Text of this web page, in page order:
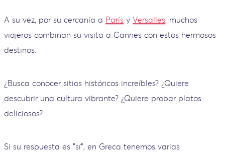
A su vez, por su cercanía a París y Versalles, muchos
viajeros combinan su visita a Cannes con estos hermosos
destinos.
¿Busca conocer sitios históricos increíbles? ¿Quiere
descubrir una cultura vibrante? ¿Quiere probar platos
deliciosos?
Si su respuesta es "sí", en Greca tenemos varias